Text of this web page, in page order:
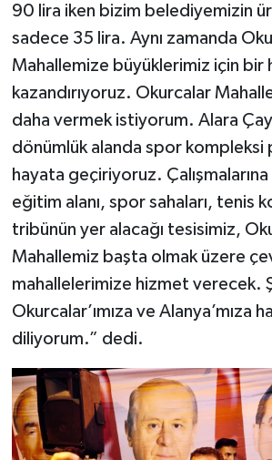
90 lira iken bizim belediyemizin
sadece 35 lira. Aynı zamanda
Mahallemize büyüklerimiz için bir
kazandırıyoruz. Okurcalar
daha vermek istiyorum. Alara
dönümlük alanda spor kompleksi
hayata geçiriyoruz.
eğitim alanı, spor sahaları, tenis
tribünün yer alacağı tesisimiz,
Mahallemiz başta olmak üzere
mahallelerimize hizmet verecek.
Okurcalar’ımıza ve Alanya’mıza
diliyorum.” dedi.